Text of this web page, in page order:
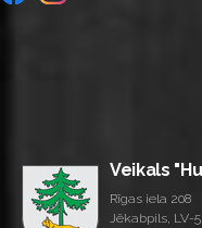
Veikals
Rīgas iela 208
Jēkabpils, LV-